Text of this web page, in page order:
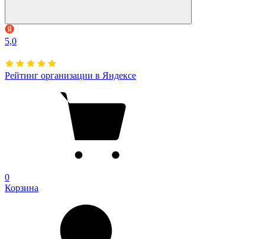
5,0
Рейтинг организации в Яндексе
0
Корзина